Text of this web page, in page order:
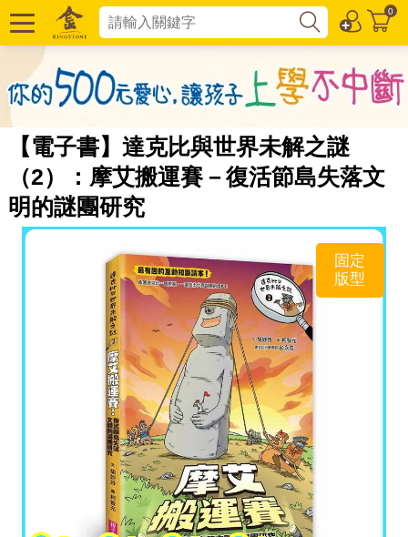
0
【電子書】達克比與世界未解之謎
（2）：摩艾搬運賽－復活節島失落文
明的謎團研究
固定
版型